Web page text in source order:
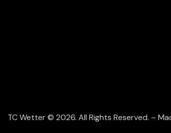
TC Wetter © 2026. All Rights Reserved. –